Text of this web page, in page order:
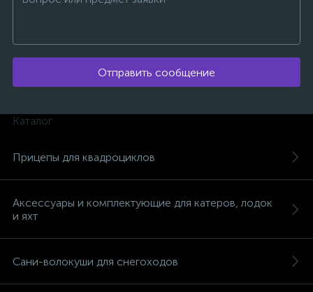
Отправить сообщение
Каталог
Прицепы для квадроциклов
Аксессуары и комплектующие для катеров, лодок
и яхт
Сани-волокуши для снегоходов